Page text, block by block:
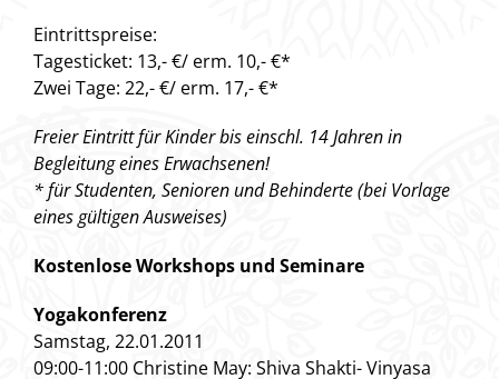
Eintrittspreise:
Tagesticket: 13,- €/ erm. 10,- €*
Zwei Tage: 22,- €/ erm. 17,- €*
Freier Eintritt für Kinder bis einschl. 14 Jahren in
Begleitung eines Erwachsenen!
* für Studenten, Senioren und Behinderte (bei Vorlage
eines gültigen Ausweises)
Kostenlose Workshops und Seminare
Yogakonferenz
Samstag, 22.01.2011
09:00-11:00 Christine May: Shiva Shakti- Vinyasa